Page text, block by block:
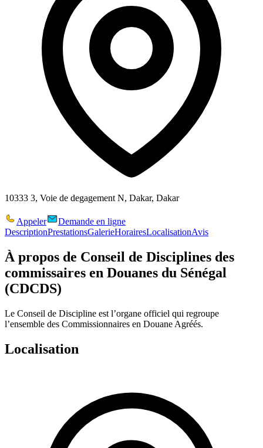
10333 3, Voie de degagement N, Dakar, Dakar
Appeler
Demande en ligne
DescriptionPrestationsGalerieHorairesLocalisationAvis
À propos de Conseil de Disciplines des
commissaires en Douanes du Sénégal
(CDCDS)
Le Conseil de Discipline est l’organe officiel qui regroupe
l’ensemble des Commissionnaires en Douane Agréés.
Localisation